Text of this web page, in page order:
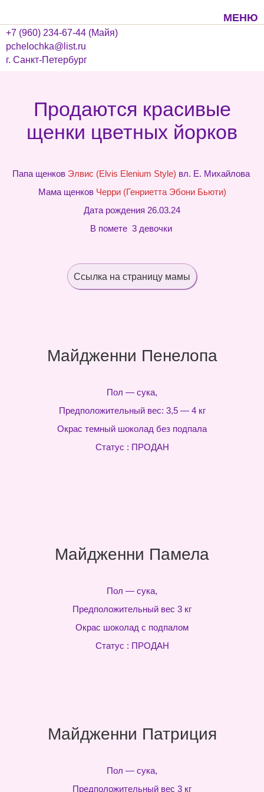
МЕНЮ
+7 (960) 234-67-44 (Майя)
pchelochka@list.ru
г. Санкт-Петербург
Продаются красивые
щенки цветных йорков
Папа щенков Элвис (Elvis Elenium Style) вл. Е. Михайлова
Мама щенков Черри (Генриетта Эбони Бьюти)
Дата рождения 26.03.24
В помете 3 девочки
Ссылка на страницу мамы
Майдженни Пенелопа
Пол — сука,
Предположительный вес: 3,5 — 4 кг
Окрас темный шоколад без подпала
Статус : ПРОДАН
Майдженни Памела
Пол — сука,
Предположительный вес 3 кг
Окрас шоколад с подпалом
Статус : ПРОДАН
Майдженни Патриция
Пол — сука,
Предположительный вес 3 кг